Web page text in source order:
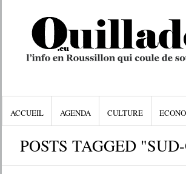
ACCUEIL AGENDA CULTURE
POSTS TAGGED